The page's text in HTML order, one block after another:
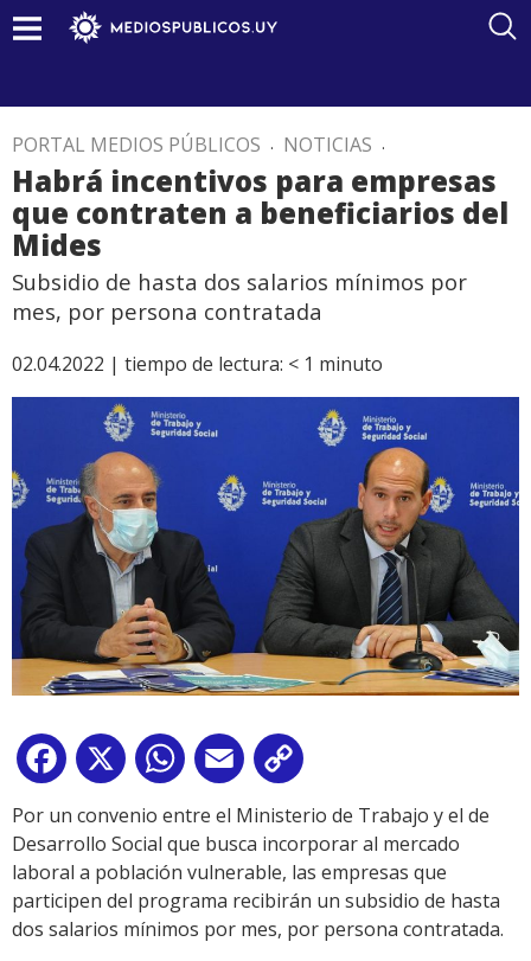
PORTAL MEDIOS PÚBLICOS . NOTICIAS .
Habrá incentivos para empresas
que contraten a beneficiarios del
Mides
Subsidio de hasta dos salarios mínimos por
mes, por persona contratada
02.04.2022 | tiempo de lectura: < 1 minuto
Facebook
X WhatsApp
Email
Link
Por un convenio entre el Ministerio de Trabajo y el de
Desarrollo Social que busca incorporar al mercado
laboral a población vulnerable, las empresas que
participen del programa recibirán un subsidio de hasta
dos salarios mínimos por mes, por persona contratada.